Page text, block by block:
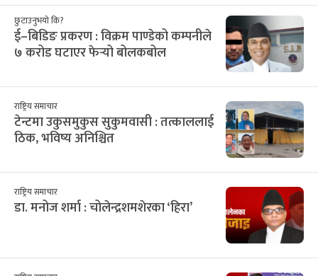
छुटाउनुभयो कि?
ई–बिडिङ प्रकरण : विक्रम पाण्डेको कम्पनीले
७ करोड घटाएर फेर्‍यो बोलकबोल
राष्ट्रिय समाचार
टेन्टमा उकुसमुकुस सुकुमवासी : तत्काललाई
ठिक, भविष्य अनिश्चित
राष्ट्रिय समाचार
डा. मनोज शर्मा : चोलेन्द्रशमशेरका ‘हिरा’